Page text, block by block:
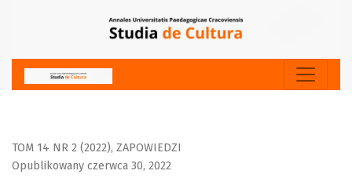
TOM 14 NR 2 (2022), ZAPOWIEDZI
Opublikowany czerwca 30, 2022